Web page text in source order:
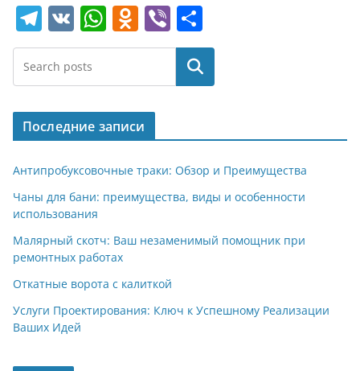
T
el
e
gr
a
m
V
K
W
h
s
A
p
p
O
d
o
kl
a
ss
ni
Vi
b
er
т
п
р
в
и
т
Поиск
Последние записи
Антипробуксовочные траки: Обзор и Преимущества
Чаны для бани: преимущества, виды и особенности
использования
Малярный скотч: Ваш незаменимый помощник при
ремонтных работах
Откатные ворота с калиткой
Услуги Проектирования: Ключ к Успешному Реализации
Ваших Идей